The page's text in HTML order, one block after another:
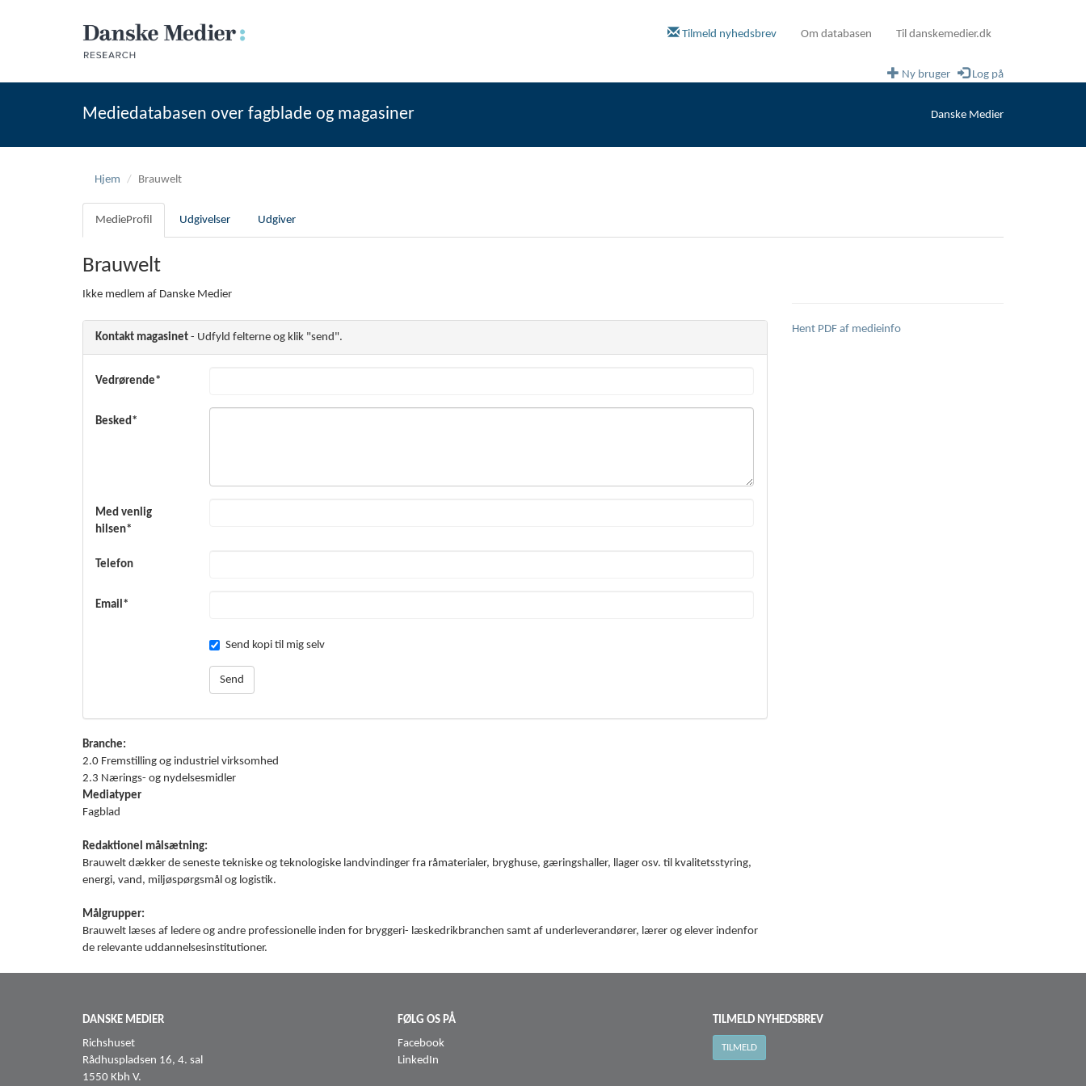
Tilmeld nyhedsbrev Om databasen Til danskemedier.dk
Log på
Ny bruger
Mediedatabasen over fagblade og magasiner Danske Medier
Hjem Brauwelt
MedieProfil Udgivelser Udgiver
Brauwelt
Ikke medlem af Danske Medier
Kontakt magasinet - Udfyld felterne og klik "send".
Vedrørende*
Besked*
Med venlig
hilsen*
Telefon
Email*
Send kopi til mig selv
Branche:
2.0 Fremstilling og industriel virksomhed
2.3 Nærings- og nydelsesmidler
Mediatyper
Fagblad
Redaktionel målsætning:
Brauwelt dækker de seneste tekniske og teknologiske landvindinger fra råmaterialer, bryghuse, gæringshaller, llager osv. til kvalitetsstyring,
energi, vand, miljøspørgsmål og logistik.
Målgrupper:
Brauwelt læses af ledere og andre professionelle inden for bryggeri- læskedrikbranchen samt af underleverandører, lærer og elever indenfor
de relevante uddannelsesinstitutioner.
Hent PDF af medieinfo
DANSKE MEDIER
Richshuset
Rådhuspladsen 16, 4. sal
1550 Kbh V.
FØLG OS PÅ
Facebook
LinkedIn
TILMELD NYHEDSBREV
TILMELD